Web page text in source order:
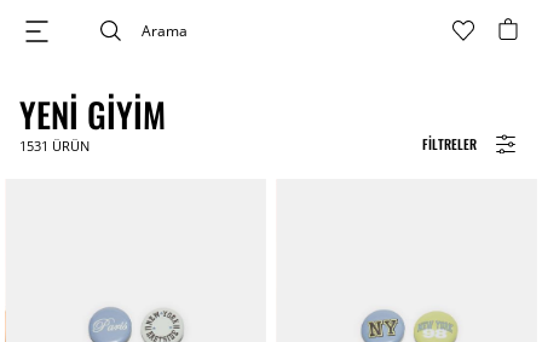
FILTRELER
YENI GIYIM
1531 ÜRÜN